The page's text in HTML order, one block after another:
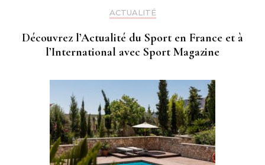
ACTUALITÉ
Découvrez l’Actualité du Sport en France et à
l’International avec Sport Magazine